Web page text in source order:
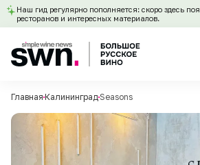
Наш гид регулярно пополняется: скоро здесь
ресторанов и интересных материалов.
Главная Калининград Seasons